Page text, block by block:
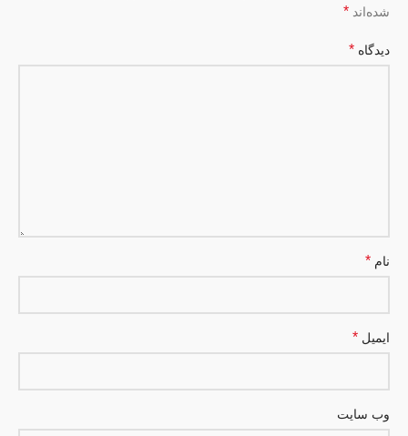
شده‌اند *
دیدگاه *
نام *
ایمیل *
وب‌ سایت